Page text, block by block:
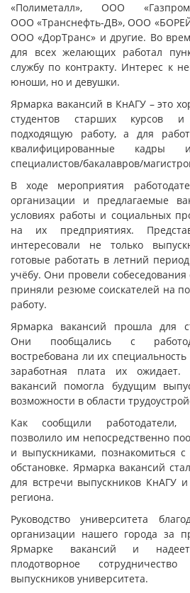
«Полиметалл», ООО
ООО «Транснефть-ДВ», ООО
ООО «ДорТранс» и другие. Во
для всех желающих работал
службу по контракту. Интерес к
юноши, но и девушки.
Ярмарка вакансий в КнАГУ – это
студентов старших курсов
подходящую работу, а для
квалифицированные
специалистов/бакалавров/
В ходе мероприятия
организации и предлагаемые
условиях работы и социальных
на их предприятиях.
интересовали не только
готовые работать в летний
учёбу. Они провели
приняли резюме соискателей на
работу.
Ярмарка вакансий прошла для
Они пообщались с
востребована ли их
заработная плата их
вакансий помогла будущим
возможности в области
Как сообщили работодатели,
позволило им непосредственно
и выпускниками, познакомиться
обстановке. Ярмарка вакансий
для встречи выпускников КнАГУ
региона.
Руководство университета
организации нашего города за
Ярмарке вакансий и
плодотворное
выпускников университета.